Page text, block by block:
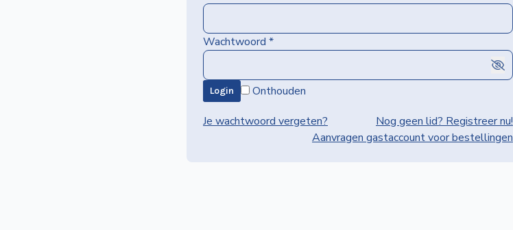
Wachtwoord *
Login
Onthouden
Je wachtwoord vergeten?
Nog geen lid? Registreer nu!
Aanvragen gastaccount voor bestellingen